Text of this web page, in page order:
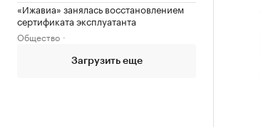
«Ижавиа» занялась восстановлением
сертификата эксплуатанта
Общество
Загрузить еще